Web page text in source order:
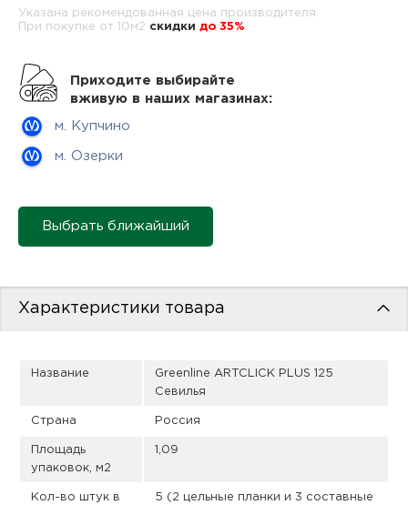
Указана рекомендованная цена производителя.
При покупке от 10м2 cкидки до 35%
Приходите выбирайте
вживую в наших магазинах:
м. Купчино
м. Озерки
Выбрать ближайший
Характеристики товара
Название
Greenline ARTCLICK PLUS 125
Севилья
Страна Россия
Площадь
упаковок, м2
1,09
Кол-во штук в
5 (2 цельные планки и 3 составные